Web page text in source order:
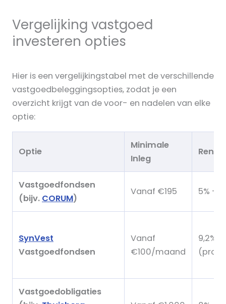
Vergelijking vastgoed
investeren opties
Hier is een vergelijkingstabel met de verschillende
vastgoedbeleggingsopties, zodat je een
overzicht krijgt van de voor- en nadelen van elke
optie:
Optie
Minimale
Inleg
Vastgoedfondsen
(bijv. CORUM)
Vanaf €195 5% –
SynVest
Vastgoedfondsen
Vanaf
€100/maand
9,2%
Vastgoedobligaties